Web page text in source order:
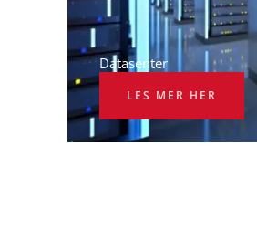
Datasenter
LES MER HER